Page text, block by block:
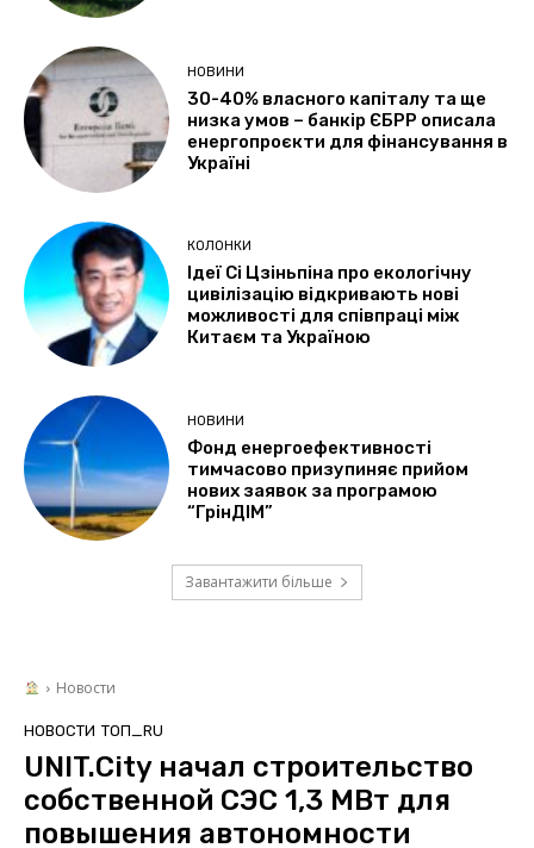
НОВИНИ
30-40% власного капіталу та ще
низка умов – банкір ЄБРР описала
енергопроєкти для фінансування в
Україні
КОЛОНКИ
Ідеї Сі Цзіньпіна про екологічну
цивілізацію відкривають нові
можливості для співпраці між
Китаєм та Україною
НОВИНИ
Фонд енергоефективності
тимчасово призупиняє прийом
нових заявок за програмою
“ГрінДІМ”
Завантажити більше